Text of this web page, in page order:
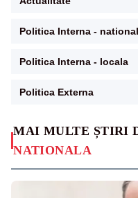
MAI MULTE ȘTIRI
NATIONALA
Politica Interna -
Politica Interna - locala
Politica Externa